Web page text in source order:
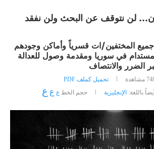
لن نتوقف عن البحث ولن نفقد
المختفين/ات قسرياً وأماكن وجودهم
في سوريا ومقدمة وصول للعدالة
الضرر والانتصاف
مشاهدة
تحميل كملف PDF
باللغة: الإنجليزية حجم الخط ع ع ع